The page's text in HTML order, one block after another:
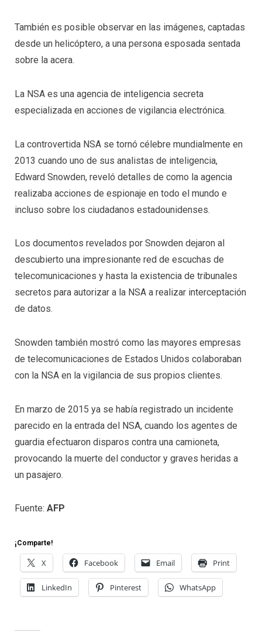
También es posible observar en las imágenes, captadas
desde un helicóptero, a una persona esposada sentada
sobre la acera.
La NSA es una agencia de inteligencia secreta
especializada en acciones de vigilancia electrónica.
La controvertida NSA se tornó célebre mundialmente en
2013 cuando uno de sus analistas de inteligencia,
Edward Snowden, reveló detalles de como la agencia
realizaba acciones de espionaje en todo el mundo e
incluso sobre los ciudadanos estadounidenses.
Los documentos revelados por Snowden dejaron al
descubierto una impresionante red de escuchas de
telecomunicaciones y hasta la existencia de tribunales
secretos para autorizar a la NSA a realizar interceptación
de datos.
Snowden también mostró como las mayores empresas
de telecomunicaciones de Estados Unidos colaboraban
con la NSA en la vigilancia de sus propios clientes.
En marzo de 2015 ya se había registrado un incidente
parecido en la entrada del NSA, cuando los agentes de
guardia efectuaron disparos contra una camioneta,
provocando la muerte del conductor y graves heridas a
un pasajero.
Fuente: AFP
¡Comparte!
X Facebook Email Print
LinkedIn Pinterest WhatsApp